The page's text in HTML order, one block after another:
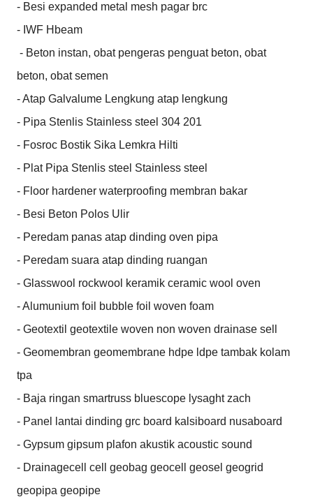
- Besi expanded metal mesh pagar brc
- IWF Hbeam
beton, obat semen
- Atap Galvalume Lengkung atap lengkung
- Pipa Stenlis Stainless steel 304 201
- Fosroc Bostik Sika Lemkra Hilti
- Plat Pipa Stenlis steel Stainless steel
- Floor hardener waterproofing membran bakar
- Besi Beton Polos Ulir
- Peredam panas atap dinding oven pipa
- Peredam suara atap dinding ruangan
- Glasswool rockwool keramik ceramic wool oven
- Alumunium foil bubble foil woven foam
- Geotextil geotextile woven non woven drainase sell
- Geomembran geomembrane hdpe ldpe tambak kolam
tpa
- Baja ringan smartruss bluescope lysaght zach
- Panel lantai dinding grc board kalsiboard nusaboard
- Gypsum gipsum plafon akustik acoustic sound
- Drainagecell cell geobag geocell geosel geogrid
geopipa geopipe